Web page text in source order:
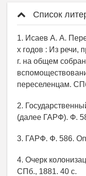
Список
1. Исаев А. А.
х годов : Из речи,
г. на общем
переселенцам.
2.
(далее ГАРФ). Ф.
3. ГАРФ. Ф. 586.
4. Очерк
СПб., 1881. 40 с.